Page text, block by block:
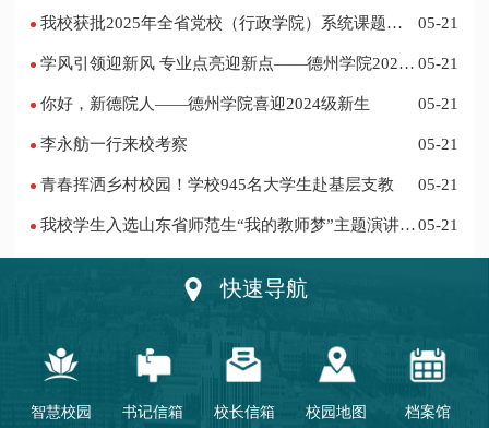
我校获批2025年全省党校（行政学院）系统课题立
05-21
学风引领迎新风 专业点亮迎新点——德州学院2024
05-21
你好，新德院人——德州学院喜迎2024级新生 05-21
李永舫一行来校考察 05-21
青春挥洒乡村校园！学校945名大学生赴基层支教 05-21
我校学生入选山东省师范生“我的教师梦”主题演讲活
05-21
快速导航
智慧校园 书记信箱 校长信箱 校园地图 档案馆